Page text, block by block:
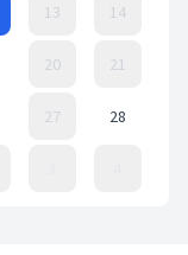
13 14
20 21
27 28